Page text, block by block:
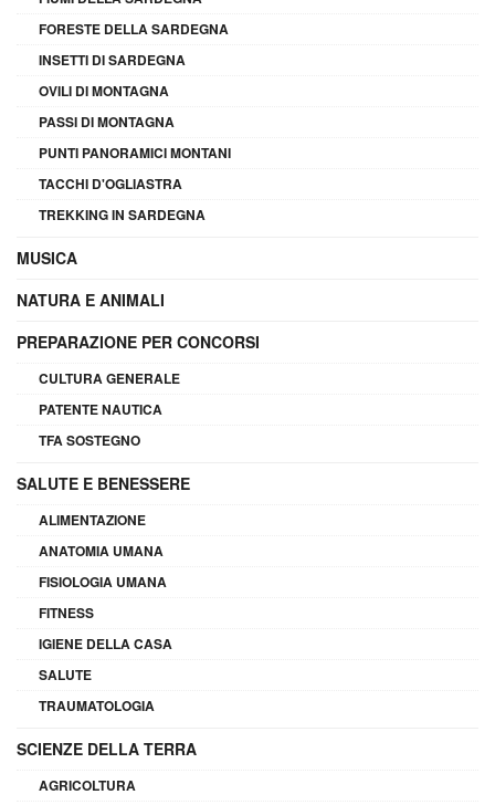
FORESTE DELLA SARDEGNA
INSETTI DI SARDEGNA
OVILI DI MONTAGNA
PASSI DI MONTAGNA
PUNTI PANORAMICI MONTANI
TACCHI D'OGLIASTRA
TREKKING IN SARDEGNA
MUSICA
NATURA E ANIMALI
PREPARAZIONE PER CONCORSI
CULTURA GENERALE
PATENTE NAUTICA
TFA SOSTEGNO
SALUTE E BENESSERE
ALIMENTAZIONE
ANATOMIA UMANA
FISIOLOGIA UMANA
FITNESS
IGIENE DELLA CASA
SALUTE
TRAUMATOLOGIA
SCIENZE DELLA TERRA
AGRICOLTURA